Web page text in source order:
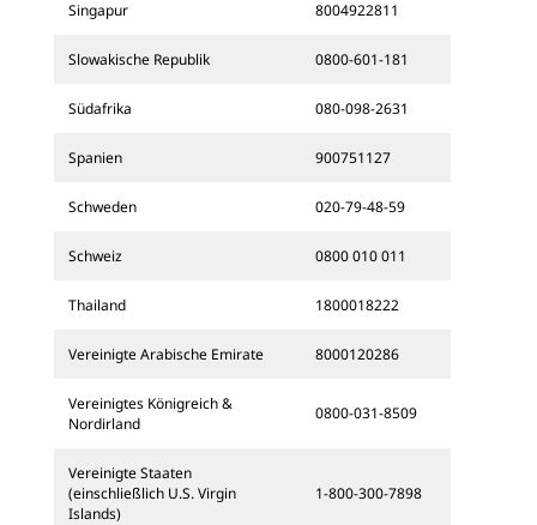
Singapur 8004922811
Slowakische Republik 0800-601-181
Südafrika 080-098-2631
Spanien 900751127
Schweden 020-79-48-59
Schweiz 0800 010 011
Thailand 1800018222
Vereinigte Arabische Emirate 8000120286
Vereinigtes Königreich &
Nordirland
0800-031-8509
Vereinigte Staaten
(einschließlich U.S. Virgin
Islands)
1-800-300-7898